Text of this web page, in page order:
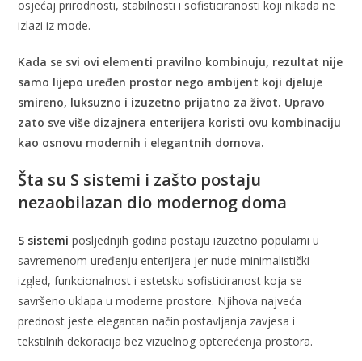
osjećaj prirodnosti, stabilnosti i sofisticiranosti koji nikada ne
izlazi iz mode.
Kada se svi ovi elementi pravilno kombinuju, rezultat nije
samo lijepo uređen prostor nego ambijent koji djeluje
smireno, luksuzno i izuzetno prijatno za život. Upravo
zato sve više dizajnera enterijera koristi ovu kombinaciju
kao osnovu modernih i elegantnih domova.
Šta su S sistemi i zašto postaju
nezaobilazan dio modernog doma
S sistemiposljednjih godina postaju izuzetno popularni u
savremenom uređenju enterijera jer nude minimalistički
izgled, funkcionalnost i estetsku sofisticiranost koja se
savršeno uklapa u moderne prostore. Njihova najveća
prednost jeste elegantan način postavljanja zavjesa i
tekstilnih dekoracija bez vizuelnog opterećenja prostora.